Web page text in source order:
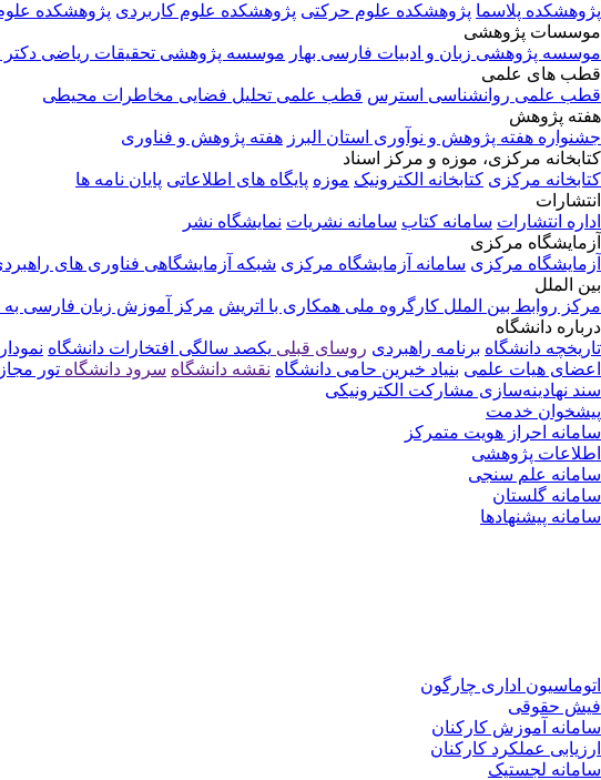
پژوهشکده پلاسما پژوهشکده علوم حرکتی پژوهشکده علوم کاربردی پژوهشکده
موسسات پژوهشی
موسسه پژوهشی زبان و ادبیات فارسی بهار موسسه پژوهشی تحقیقات ریاضی
قطب های علمی
قطب علمی روانشناسی استرس قطب علمی تحلیل فضایی مخاطرات محیطی
هفته پژوهش
جشنواره هفته پژوهش و نوآوری استان البرز هفته پژوهش و فناوری
کتابخانه مرکزی، موزه و مرکز اسناد
کتابخانه مرکزی کتابخانه الکترونیک موزه پایگاه های اطلاعاتی پایان نامه ها
انتشارات
اداره انتشارات سامانه کتاب سامانه نشریات نمایشگاه نشر
آزمایشگاه مرکزی
آزمایشگاه مرکزی سامانه آزمایشگاه مرکزی شبکه آزمایشگاهی فناوری های
بین الملل
مرکز روابط بین الملل کارگروه ملی همکاری با اتریش مرکز آموزش زبان فارسی به
درباره دانشگاه
تاریخچه دانشگاه برنامه راهبردی روسای قبلی یکصد سالگی افتخارات دانشگاه
اعضای هیات علمی بنیاد خیرین حامی دانشگاه نقشه دانشگاه سرود دانشگاه تور
سند نهادینه‌سازی مشارکت الکترونیکی
پیشخوان خدمت
سامانه احراز هویت متمرکز
اطلاعات پژوهشی
سامانه علم سنجی
سامانه گلستان
سامانه پیشنهادها
اتوماسیون اداری چارگون
فیش حقوقی
سامانه آموزش کارکنان
ارزیابی عملکرد کارکنان
سامانه لجستیک